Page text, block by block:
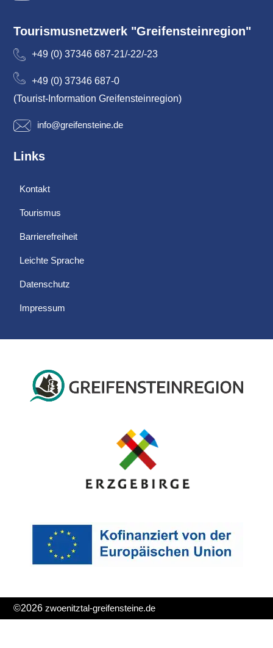
Tourismusnetzwerk "Greifensteinregion"
+49 (0) 37346 687-21/-22/-23
+49 (0) 37346 687-0
(Tourist-Information Greifensteinregion)
info@greifensteine.de
Links
Kontakt
Tourismus
Barrierefreiheit
Leichte Sprache
Datenschutz
Impressum
©2026zwoenitztal-greifensteine.de